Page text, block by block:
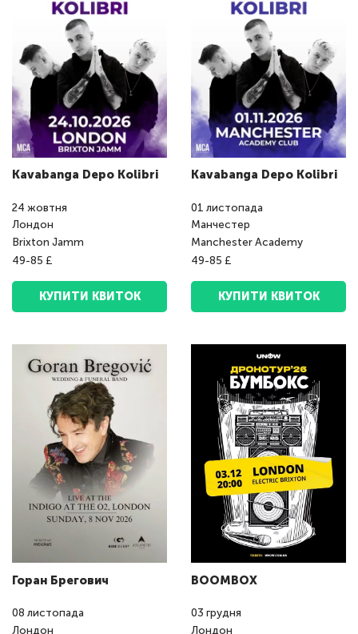
Kavabanga Depo Kolibri
24 жовтня
Лондон
Brixton Jamm
49-85 £
КУПИТИ КВИТОК
Kavabanga Depo Kolibri
01 листопада
Манчестер
Manchester Academy
49-85 £
КУПИТИ КВИТОК
Горан Брегович
08 листопада
Лондон
BOOMBOX
03 грудня
Лондон